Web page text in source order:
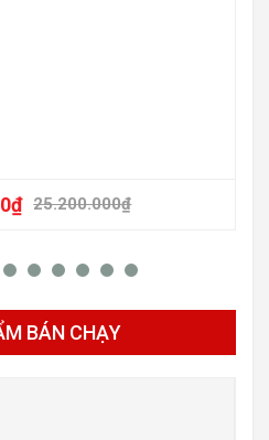
25.200.000₫
₫
BÁN CHẠY